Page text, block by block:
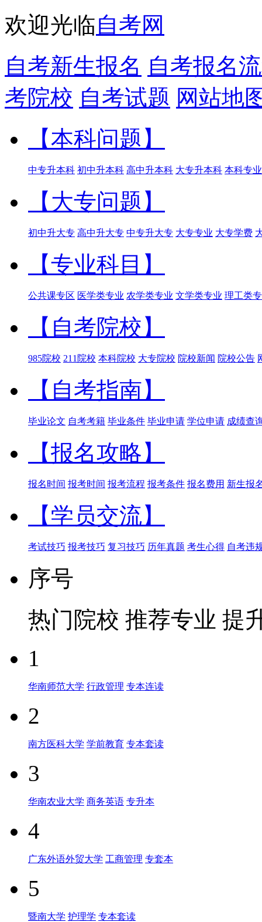
欢迎光临自考网
自考新生报名 自考报名
考院校 自考试题 网站地
【本科问题】
中专升本科 初中升本科 高中升本科 大专升本科 本科专业
【大专问题】
初中升大专 高中升大专 中专升大专 大专专业 大专学费
【专业科目】
公共课专区 医学类专业 农学类专业 文学类专业 理工类
【自考院校】
985院校 211院校 本科院校 大专院校 院校新闻 院校公告
【自考指南】
毕业论文 自考考籍 毕业条件 毕业申请 学位申请 成绩查
【报名攻略】
报名时间 报考时间 报考流程 报考条件 报名费用 新生报
【学员交流】
考试技巧 报考技巧 复习技巧 历年真题 考生心得 自考违
序号
热门院校 推荐专业 提
1
华南师范大学 行政管理 专本连读
2
南方医科大学 学前教育 专本套读
3
华南农业大学 商务英语 专升本
4
广东外语外贸大学 工商管理 专套本
5
暨南大学 护理学 专本套读